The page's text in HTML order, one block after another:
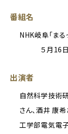
番組名
NHK岐阜「まる
５月16日（
出演者
自然科学技
さん、酒井 康希
工学部電気電